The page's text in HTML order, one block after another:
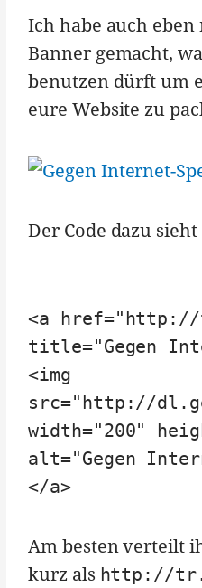
Ich habe auch
Banner gemacht,
benutzen dürft um
eure Website zu
Der Code dazu
<a
title="Gegen
<img
src="http://
width="200"
alt="Gegen
</a>
Am besten verteilt
kurz als http://